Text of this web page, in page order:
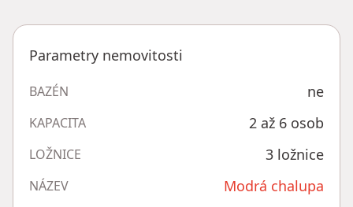
Parametry nemovitosti
BAZÉN ne
KAPACITA 2 až 6 osob
LOŽNICE 3 ložnice
NÁZEV Modrá chalupa